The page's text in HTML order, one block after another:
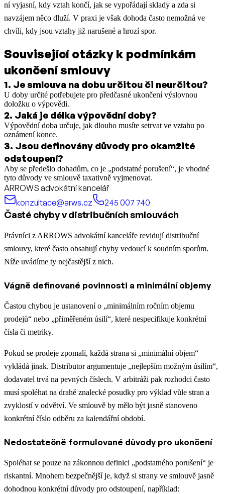
ní vyjasní, kdy vztah končí, jak se vypořádají sklady a zda si
navzájem něco dluží. V praxi je však dohoda často nemožná ve
chvíli, kdy jsou vztahy již narušené a hrozí spor.
Související otázky k podmínkám
ukončení smlouvy
1. Je smlouva na dobu určitou či neurčitou?
U doby určité potřebujete pro předčasné ukončení výslovnou
doložku o výpovědi.
2. Jaká je délka výpovědní doby?
Výpovědní doba určuje, jak dlouho musíte setrvat ve vztahu po
oznámení konce.
3. Jsou definovány důvody pro okamžité
odstoupení?
Aby se předešlo dohadům, co je „podstatné porušení“, je vhodné
tyto důvody ve smlouvě taxativně vyjmenovat.
ARROWS advokátní kancelář
konzultace@arws.cz
245 007 740
Časté chyby v distribučních smlouvách
Právníci z ARROWS advokátní kanceláře revidují distribuční
smlouvy, které často obsahují chyby vedoucí k soudním sporům.
Níže uvádíme ty nejčastější z nich.
Vágně definované povinnosti a minimální objemy
Častou chybou je ustanovení o „minimálním ročním objemu
prodejů“ nebo „přiměřeném úsilí“, které nespecifikuje konkrétní
čísla či metriky.
Pokud se prodeje zpomalí, každá strana si „minimální objem“
vykládá jinak. Distributor argumentuje „nejlepším možným úsilím“,
dodavatel trvá na pevných číslech. V arbitráži pak rozhodci často
musí spoléhat na drahé znalecké posudky pro výklad vůle stran a
zvyklostí v odvětví. Ve smlouvě by mělo být jasně stanoveno
konkrétní číslo odběru za kalendářní období.
Nedostatečně formulované důvody pro ukončení
Spoléhat se pouze na zákonnou definici „podstatného porušení“ je
riskantní. Mnohem bezpečnější je, když si strany ve smlouvě jasně
dohodnou konkrétní důvody pro odstoupení, například: